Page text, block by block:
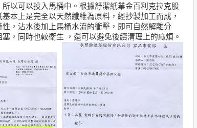
以可以投入馬桶中。根據舒潔紙業金百利克拉克股
本上是完全以天然纖維為原料，經抄製加工而成，
，沾水後加上馬桶水流的衝擊，即可自然解離分
，同時也較衛生 ，還可以避免後續清理上的麻煩。